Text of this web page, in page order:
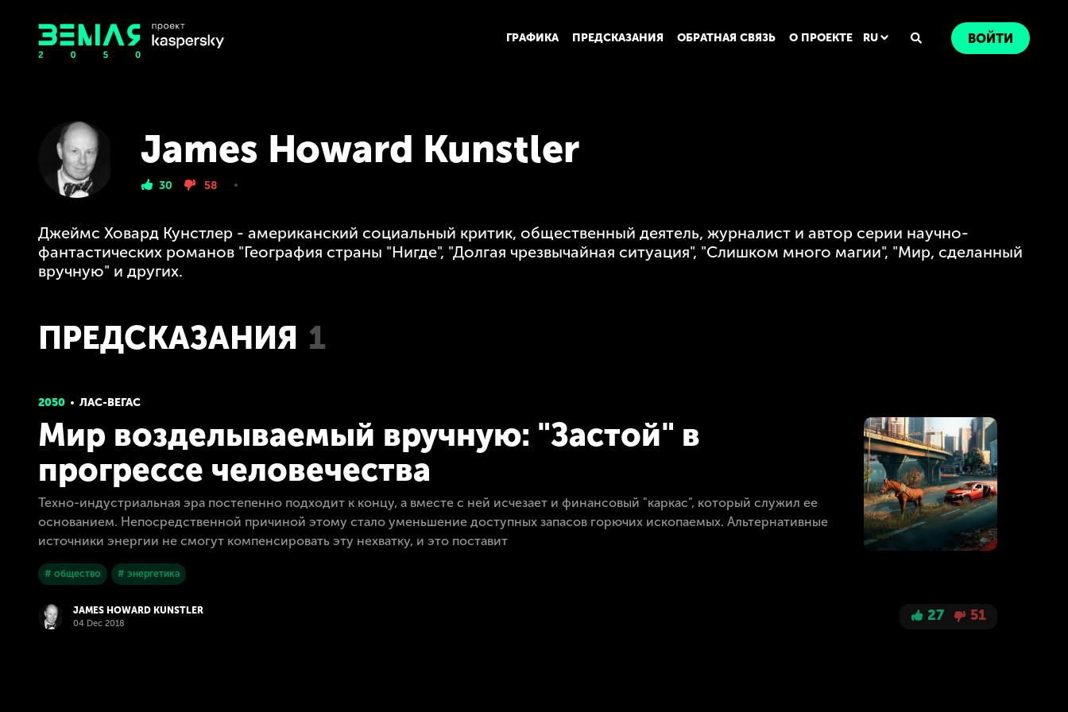
ГРАФИКА ПРЕДСКАЗАНИЯ ОБРАТНАЯ СВЯЗЬ О ПРОЕКТЕ RU ВОЙТИ
James Howard Kunstler
30 58
Джеймс Ховард Кунстлер - американский социальный критик, общественный деятель, журналист и автор серии научно-
фантастических романов "География страны "Нигде", "Долгая чрезвычайная ситуация", "Слишком много магии", "Мир, сделанный
вручную" и других.
ПРЕДСКАЗАНИЯ 1
2050 ЛАС-ВЕГАС
Мир возделываемый вручную: "Застой" в
прогрессе человечества
Техно-индустриальная эра постепенно подходит к концу, а вместе с ней исчезает и финансовый "каркас", который служил ее
основанием. Непосредственной причиной этому стало уменьшение доступных запасов горючих ископаемых. Альтернативные
источники энергии не смогут компенсировать эту нехватку, и это поставит
# общество # энергетика
JAMES HOWARD KUNSTLER
04 Dec 2018 27 51